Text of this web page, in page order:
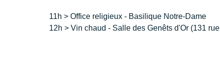
11h > Office religieux - Basilique Notre-Dame
12h > Vin chaud - Salle des Genêts d'Or (131